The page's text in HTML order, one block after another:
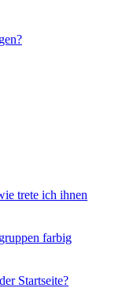
trete ich ihnen
farbig
Startseite?